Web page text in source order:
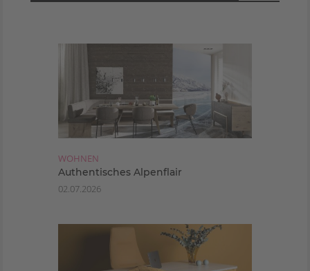
WOHNEN
Authentisches Alpenflair
02.07.2026